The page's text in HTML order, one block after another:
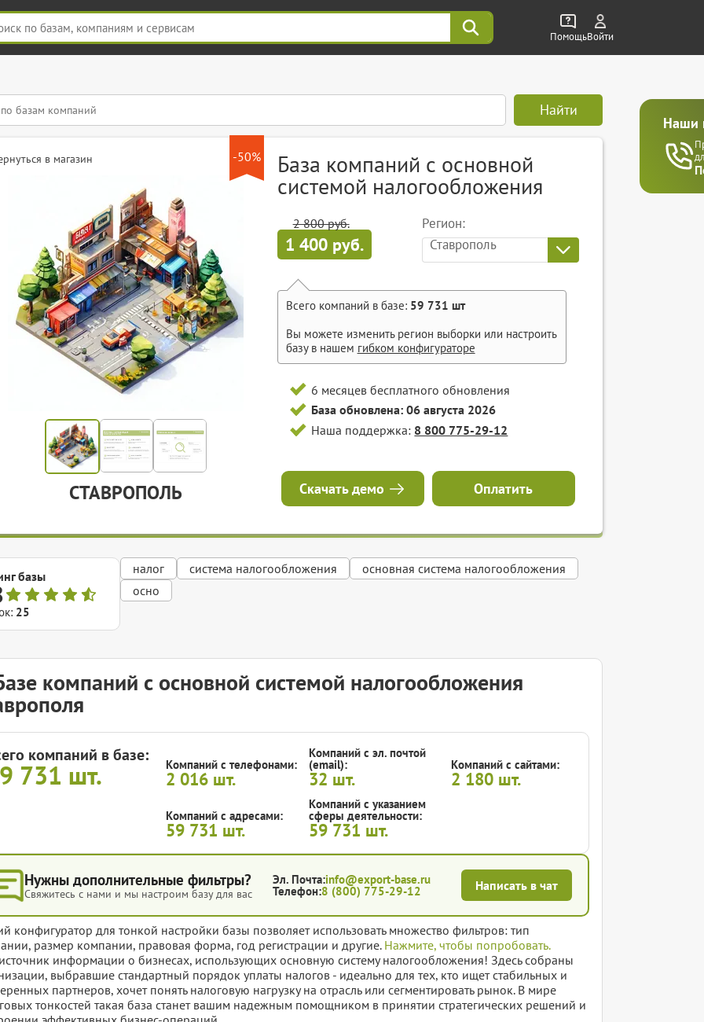
ПомощьВойти
Наши
Найти
-50%
в магазин
СТАВРОПОЛЬ
База компаний с основной
системой налогообложения
2 800 руб.
1 400 руб.
Регион:
Ставрополь
Всего компаний в базе: 59 731 шт
Вы можете изменить регион выборки или настроить
базу в нашем гибком конфигураторе
6 месяцев бесплатного обновления
База обновлена: 06 августа 2026
Наша поддержка: 8 800 775-29-12
Скачать демо Оплатить
базы
25
налог система налогообложения
основная система налогообложения
осно
компаний с основной системой налогообложения
компаний в базе:
731 шт. Компаний с телефонами:
2 016 шт.
Компаний с эл. почтой
(email):
32 шт.
Компаний с сайтами:
2 180 шт.
Компаний с адресами:
59 731 шт.
Компаний с указанием
сферы деятельности:
59 731 шт.
Нужны дополнительные фильтры?
Свяжитесь с нами и мы настроим базу для вас
Эл. Почта:info@export-base.ru
Телефон:8 (800) 775-29-12 Написать в чат
конфигуратор для тонкой настройки базы позволяет использовать множество фильтров: тип
размер компании, правовая форма, год регистрации и другие. Нажмите, чтобы попробовать.
информации о бизнесах, использующих основную систему налогообложения! Здесь собраны
выбравшие стандартный порядок уплаты налогов - идеально для тех, кто ищет стабильных и
партнеров, хочет понять налоговую нагрузку на отрасль или сегментировать рынок. В мире
тонкостей такая база станет вашим надежным помощником в принятии стратегических решений и